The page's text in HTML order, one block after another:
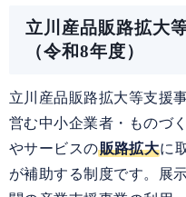
立川産品販路拡大
（令和8年度）
立川産品販路拡大等支援
営む中小企業者・ものづ
やサービスの販路拡大に
が補助する制度です。展